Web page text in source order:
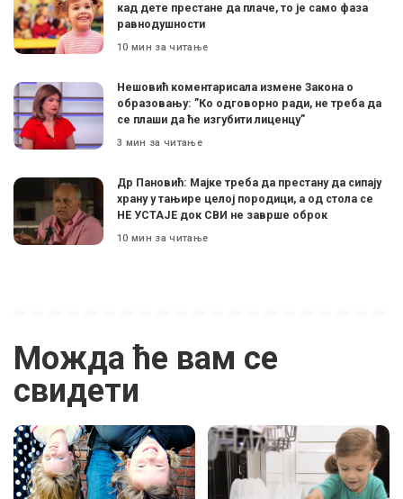
кад дете престане да плаче, то је само фаза
равнодушности
10 мин за читање
Нешовић коментарисала измене Закона о
образовању: ”Ко одговорно ради, не треба да
се плаши да ће изгубити лиценцу”
3 мин за читање
Др Пановић: Мајке треба да престану да сипају
храну у тањире целој породици, а од стола се
НЕ УСТАЈЕ док СВИ не заврше оброк
10 мин за читање
Можда ће вам се
свидети